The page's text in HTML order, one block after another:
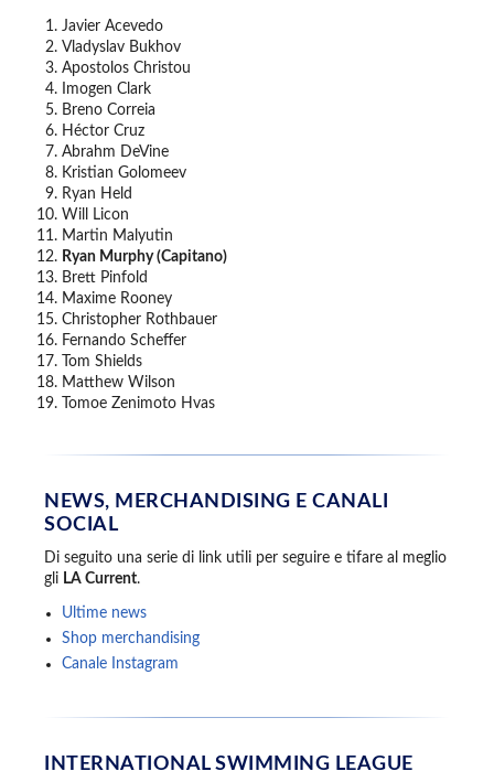
Javier Acevedo
Vladyslav Bukhov
Apostolos Christou
Imogen Clark
Breno Correia
Héctor Cruz
Abrahm DeVine
Kristian Golomeev
Ryan Held
Will Licon
Martin Malyutin
Ryan Murphy (Capitano)
Brett Pinfold
Maxime Rooney
Christopher Rothbauer
Fernando Scheffer
Tom Shields
Matthew Wilson
Tomoe Zenimoto Hvas
NEWS, MERCHANDISING E CANALI
SOCIAL
Di seguito una serie di link utili per seguire e tifare al meglio
gli LA Current.
Ultime news
Shop merchandising
Canale Instagram
INTERNATIONAL SWIMMING LEAGUE